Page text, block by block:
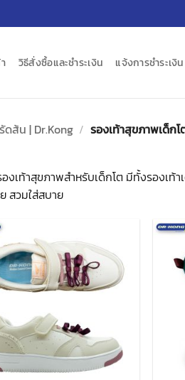
วิธีสั่งซื้อและชำระเงิน แจ้งการชำระเงิน
ดส้น | Dr.Kong / รองเท้าสุขภาพเด็กโ
งเท้าสุขภาพสำหรับเด็กโต มีทั้งรองเท้
สวมใส่สบาย